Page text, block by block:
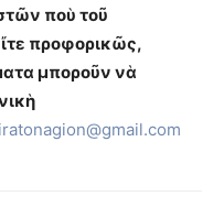
ποὺ τοῦ
προφορικῶς,
μποροῦν νὰ
gmail.com